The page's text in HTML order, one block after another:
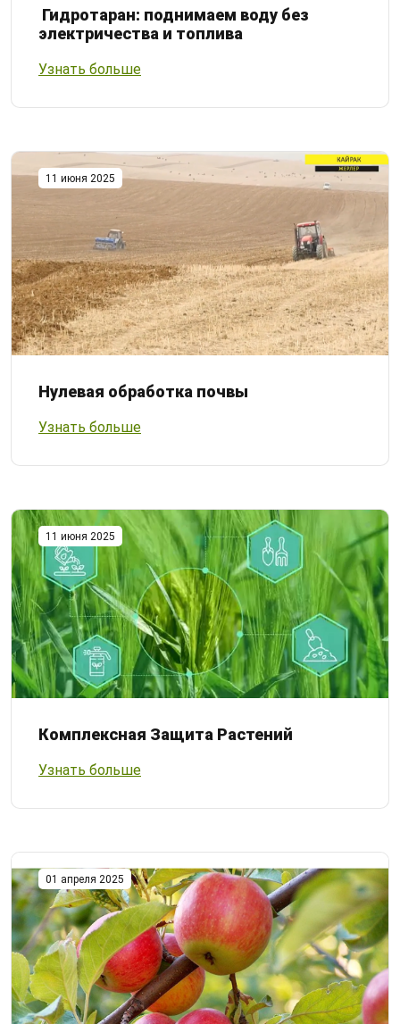
Гидротаран: поднимаем воду без
электричества и топлива
Узнать больше
11 июня 2025
Нулевая обработка почвы
Узнать больше
11 июня 2025
Комплексная Защита Растений
Узнать больше
01 апреля 2025